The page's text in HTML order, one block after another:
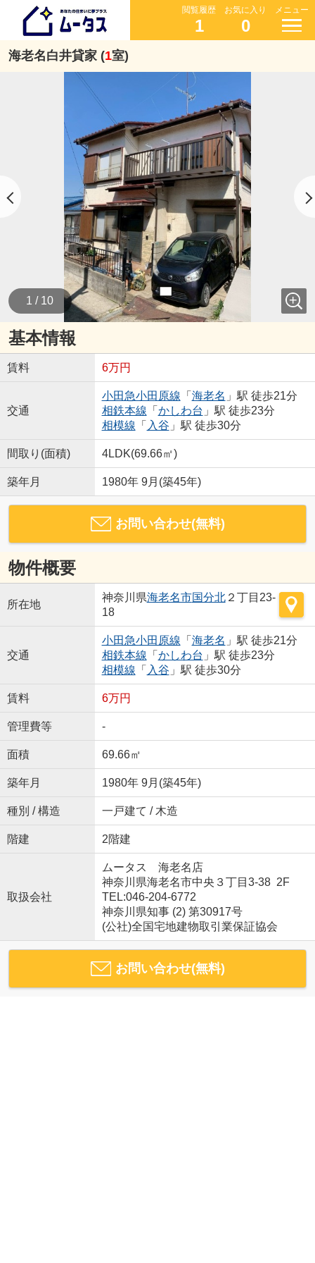
閲覧履歴
1
お気に入り
0
メニュー
海老名白井貸家 (1室)
1 / 10
基本情報
賃料 6万円
交通
小田急小田原線 「 海老名 」駅 徒歩21分
相鉄本線 「 かしわ台 」駅 徒歩23分
相模線 「 入谷 」駅 徒歩30分
間取り(面積) 4LDK(69.66㎡)
築年月 1980年 9月(築45年)
お問い合わせ(無料)
物件概要
所在地
神奈川県海老名市国分北２丁目23-
18
交通
小田急小田原線 「 海老名 」駅 徒歩21分
相鉄本線 「 かしわ台 」駅 徒歩23分
相模線 「 入谷 」駅 徒歩30分
賃料 6万円
管理費等 -
面積 69.66㎡
築年月 1980年 9月(築45年)
種別 / 構造 一戸建て / 木造
階建 2階建
取扱会社
ムータス 海老名店
神奈川県海老名市中央３丁目3-38 2F
TEL:046-204-6772
神奈川県知事 (2) 第30917号
(公社)全国宅地建物取引業保証協会
お問い合わせ(無料)